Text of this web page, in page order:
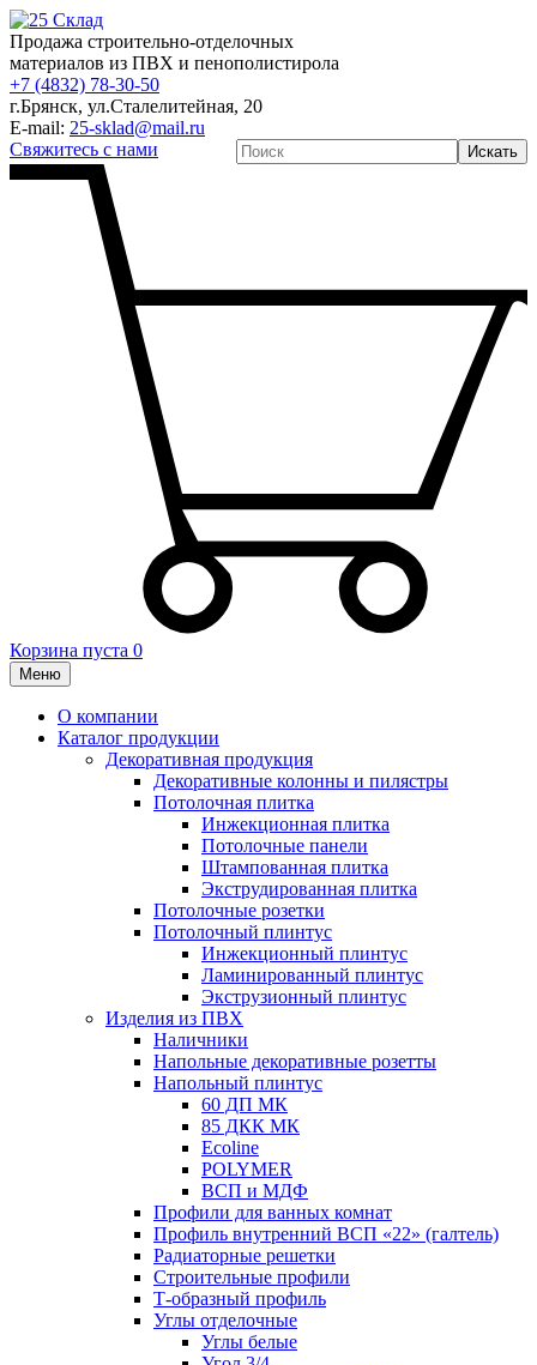
Продажа строительно-отделочных
материалов из ПВХ и пенополистирола
+7 (4832) 78-30-50
г.Брянск, ул.Сталелитейная, 20
E-mail: 25-sklad@mail.ru
Свяжитесь с нами
Искать
Корзина пуста 0
Меню
О компании
Каталог продукции
Декоративная продукция
Декоративные колонны и пилястры
Потолочная плитка
Инжекционная плитка
Потолочные панели
Штампованная плитка
Экструдированная плитка
Потолочные розетки
Потолочный плинтус
Инжекционный плинтус
Ламинированный плинтус
Экструзионный плинтус
Изделия из ПВХ
Наличники
Напольные декоративные розетты
Напольный плинтус
60 ДП МК
85 ДКК МК
Ecoline
POLYMER
ВСП и МДФ
Профили для ванных комнат
Профиль внутренний ВСП «22» (галтель)
Радиаторные решетки
Строительные профили
Т-образный профиль
Углы отделочные
Углы белые